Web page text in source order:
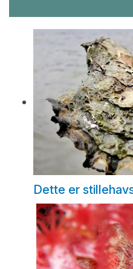
Dette er